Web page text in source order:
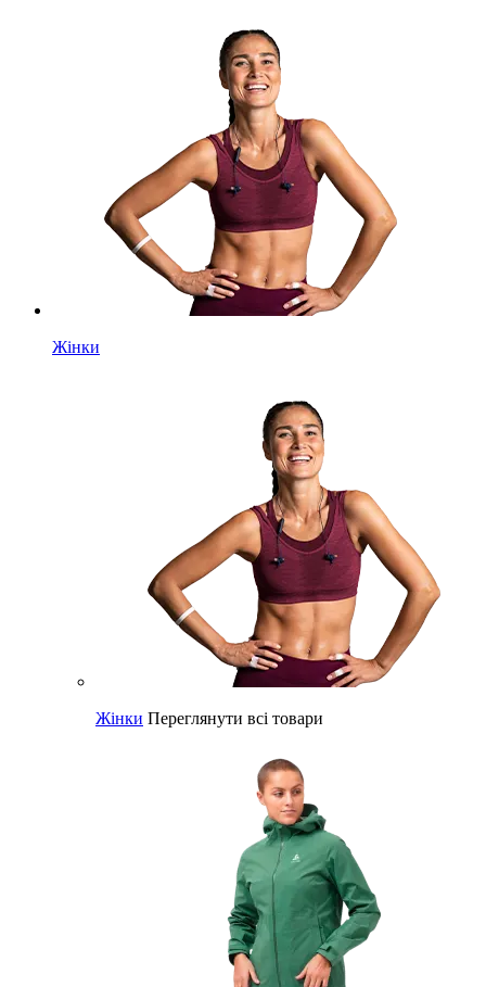
Жінки
Жінки Переглянути всі товари